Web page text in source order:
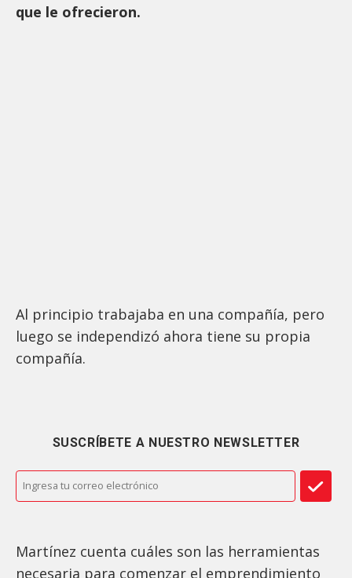
que le ofrecieron.
Al principio trabajaba en una compañía, pero
luego se independizó ahora tiene su propia
compañía.
SUSCRÍBETE A NUESTRO NEWSLETTER
Martínez cuenta cuáles son las herramientas
necesaria para comenzar el emprendimiento